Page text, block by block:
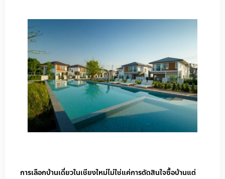
การเลือกบ้านเดี่ยวในเชียงใหม่ไม่ใช่แค่การตัดสินใจซื้อบ้านแต่